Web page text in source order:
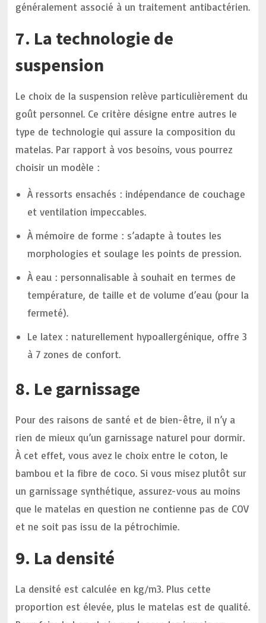
généralement associé à un traitement antibactérien.
7. La technologie de
suspension
Le choix de la suspension relève particulièrement du
goût personnel. Ce critère désigne entre autres le
type de technologie qui assure la composition du
matelas. Par rapport à vos besoins, vous pourrez
choisir un modèle :
À ressorts ensachés : indépendance de couchage
et ventilation impeccables.
À mémoire de forme : s’adapte à toutes les
morphologies et soulage les points de pression.
À eau : personnalisable à souhait en termes de
température, de taille et de volume d’eau (pour la
fermeté).
Le latex : naturellement hypoallergénique, offre 3
à 7 zones de confort.
8. Le garnissage
Pour des raisons de santé et de bien-être, il n’y a
rien de mieux qu’un garnissage naturel pour dormir.
À cet effet, vous avez le choix entre le coton, le
bambou et la fibre de coco. Si vous misez plutôt sur
un garnissage synthétique, assurez-vous au moins
que le matelas en question ne contienne pas de COV
et ne soit pas issu de la pétrochimie.
9. La densité
La densité est calculée en kg/m3. Plus cette
proportion est élevée, plus le matelas est de qualité.